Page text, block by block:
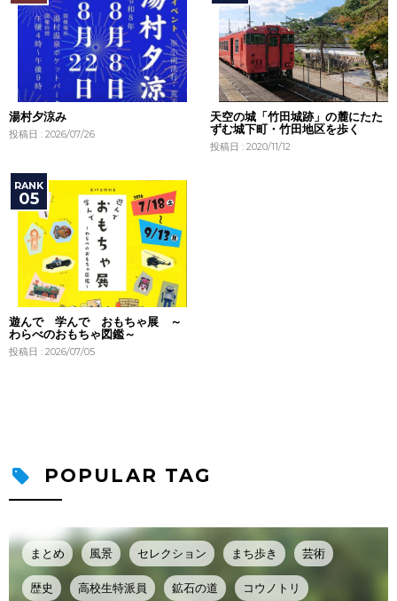
湯村夕涼み
投稿日 : 2026/07/26
天空の城「竹田城跡」の麓にたた
ずむ城下町・竹田地区を歩く
投稿日 : 2020/11/12
遊んで 学んで おもちゃ展 ～
わらべのおもちゃ図鑑～
投稿日 : 2026/07/05
POPULAR TAG
まとめ 風景 セレクション まち歩き 芸術
歴史 高校生特派員 鉱石の道 コウノトリ